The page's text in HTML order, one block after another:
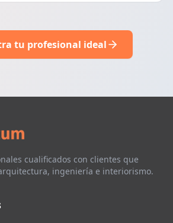
tu profesional ideal
cualificados con clientes que
ingeniería e interiorismo.